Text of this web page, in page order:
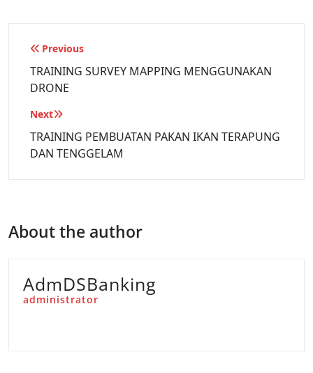
Previous
TRAINING SURVEY MAPPING MENGGUNAKAN
DRONE
Next
TRAINING PEMBUATAN PAKAN IKAN TERAPUNG
DAN TENGGELAM
About the author
AdmDSBanking
administrator